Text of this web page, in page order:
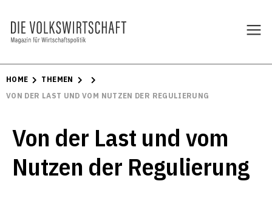
HOME
THEMEN
VON DER LAST UND VOM NUTZEN DER REGULIERUNG
Von der Last und vom
Nutzen der Regulierung